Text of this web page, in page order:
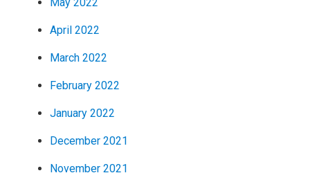
May 2022
April 2022
March 2022
February 2022
January 2022
December 2021
November 2021